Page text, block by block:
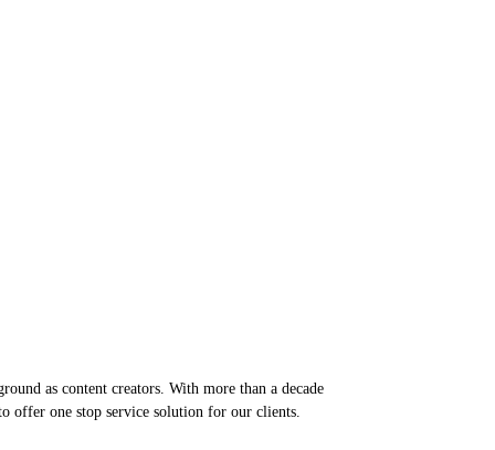
as content creators. With more than a decade
offer one stop service solution for our clients.